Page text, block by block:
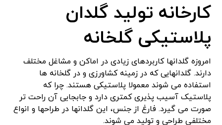
کارخانه تولید گلدان
پلاستیکی گلخانه
امروزه گلدانها کاربردهای زیادی در اماکن و مشاغل مختلف
دارند. گلدانهایی که در زمینه کشاورزی و در گلخانه ها
استفاده می شوند معمولا پلاستیکی هستند. چرا که
پلاستیک آسیب پذیری کمتری دارد و جابجایی آن راحت تر
صورت می گیرد. فارغ از جنس، این گلدانها در طراحها و انواع
مختلفی طراحی و تولید می شوند.